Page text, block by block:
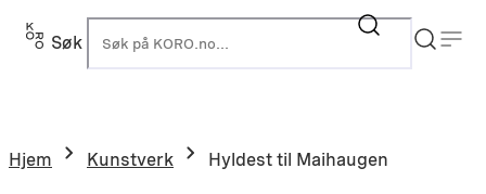
Hopp
Søk
Hjem Kunstverk Hyldest til Maihaugen